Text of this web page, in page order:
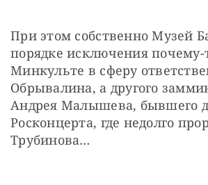
При этом собственно Музей
порядке исключения почему-
Минкульте в сферу
Обрывалина, а другого
Андрея Малышева, бывшего
Росконцерта, где недолго
Трубинова…